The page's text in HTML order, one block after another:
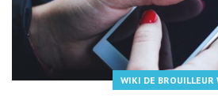
WIKI DE BROUILLEUR